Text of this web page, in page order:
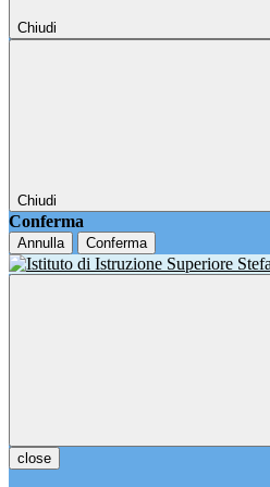
Chiudi
Chiudi
Conferma
Annulla Conferma
close